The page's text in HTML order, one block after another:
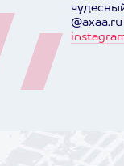
@axaa.ru